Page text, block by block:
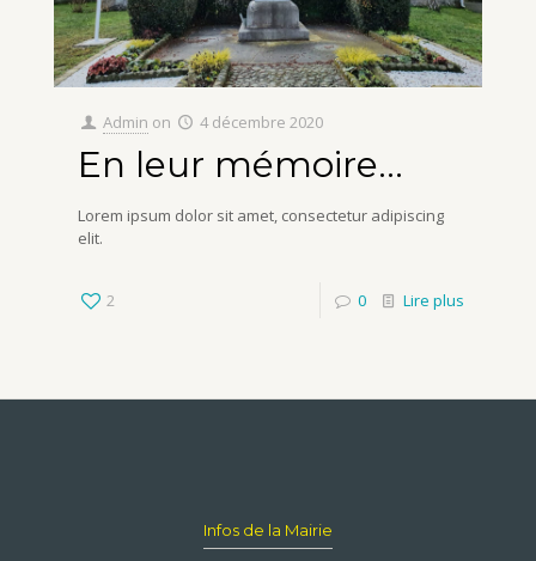
Admin on 4 décembre 2020
En leur mémoire…
Lorem ipsum dolor sit amet, consectetur adipiscing
elit.
2 0 Lire plus
Infos de la Mairie